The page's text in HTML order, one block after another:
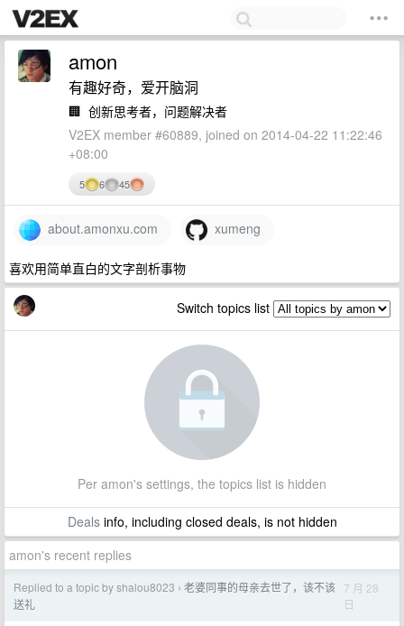
amon
有趣好奇，爱开脑洞
🏢 创新思考者，问题解决者
V2EX member #60889, joined on 2014-04-22 11:22:46
+08:00
5 6 45
about.amonxu.com xumeng
喜欢用简单直白的文字剖析事物
Switch topics list
Per amon's settings, the topics list is hidden
Dealsinfo, including closed deals, is not hidden
amon's recent replies
Replied to a topic by shalou8023 › 老婆同事的母亲去世了，该不该
送礼
7 月 28
日